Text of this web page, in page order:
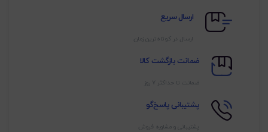
ارسال سریع
ارسال در کوتاه‌ترین زمان
ضمانت بازگشت کالا
ضمانت تا حداکثر ۷ روز
پشتیبانی پاسخ‌گو
پشتیبانی و مشاوره فروش